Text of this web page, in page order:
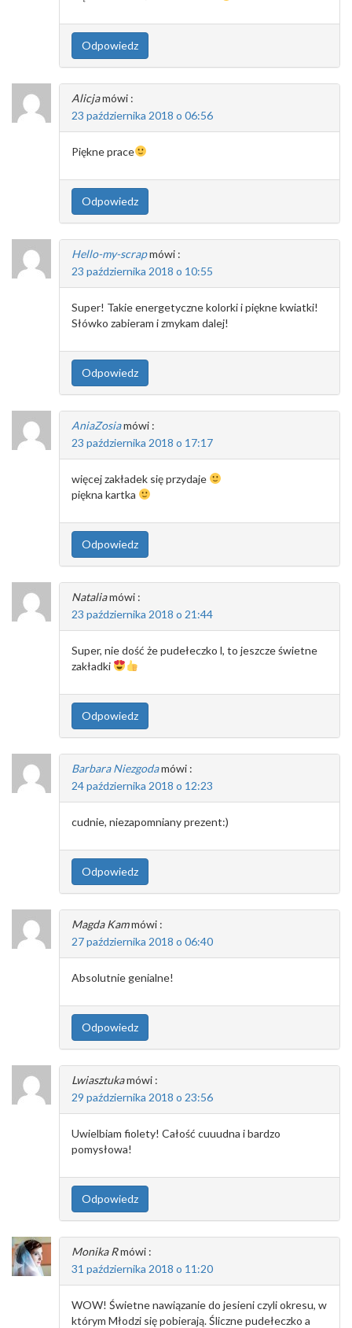
Odpowiedz
Alicjamówi :
23 października 2018 o 06:56
Piękne prace
Odpowiedz
Hello-my-scrapmówi :
23 października 2018 o 10:55
Super! Takie energetyczne kolorki i piękne kwiatki!
Słówko zabieram i zmykam dalej!
Odpowiedz
AniaZosiamówi :
23 października 2018 o 17:17
więcej zakładek się przydaje
piękna kartka
Odpowiedz
Nataliamówi :
23 października 2018 o 21:44
Super, nie dość że pudełeczko l, to jeszcze świetne
zakładki
Odpowiedz
Barbara Niezgodamówi :
24 października 2018 o 12:23
cudnie, niezapomniany prezent:)
Odpowiedz
Magda Kammówi :
27 października 2018 o 06:40
Absolutnie genialne!
Odpowiedz
Lwiasztukamówi :
29 października 2018 o 23:56
Uwielbiam fiolety! Całość cuuudna i bardzo
pomysłowa!
Odpowiedz
Monika Rmówi :
31 października 2018 o 11:20
WOW! Świetne nawiązanie do jesieni czyli okresu, w
którym Młodzi się pobierają. Śliczne pudełeczko a